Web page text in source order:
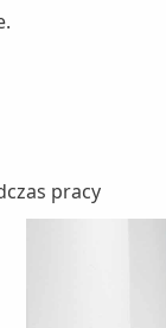
pracy